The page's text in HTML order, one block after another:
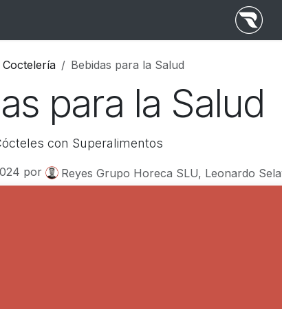
Coctelería Bebidas para la Salud
para la Salud
con Superalimentos
por Reyes Grupo Horeca SLU, Leonardo